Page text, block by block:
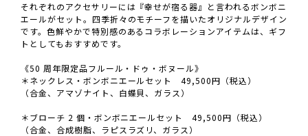
それぞれのアクセサリーには『幸せが宿る器』と言われるボンボニ
エールがセット。四季折々のモチーフを描いたオリジナルデザイン
です。色鮮やかで特別感のあるコラボレーションアイテムは、ギフ
トとしてもおすすめです。
《50 周年限定品フルール・ドゥ・ボヌール》
＊ネックレス・ボンボニエールセット 49,500円（税込）
（合金、アマゾナイト、白蝶貝、ガラス）
＊ブローチ 2 個・ボンボニエールセット 49,500円（税込）
（合金、合成樹脂、ラピスラズリ、ガラス）